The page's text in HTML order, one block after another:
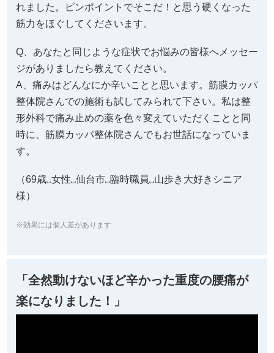
れました。ピンポイントでそこだ！と思う硬くなった
筋力をほぐしてくださいます。
Q、あなたと同じような症状でお悩みの皆様へメッセー
ジがありましたら教えてください。
A、痛みはどんなにか辛いことと思います。筋膜カッパ
整体院さんでの施術も試してみられて下さい。私は整
形外科で痛み止めの薬を色々変えていただくことと同
時に、筋膜カッパ整体院さんでもお世話になっていま
す。
（69歳␣女性␣仙台市␣臨時職員␣山歩き大好きシニア
様）
※効果には個人差があります
「全然動けないほど辛かった重度の腰痛が
楽になりました！」